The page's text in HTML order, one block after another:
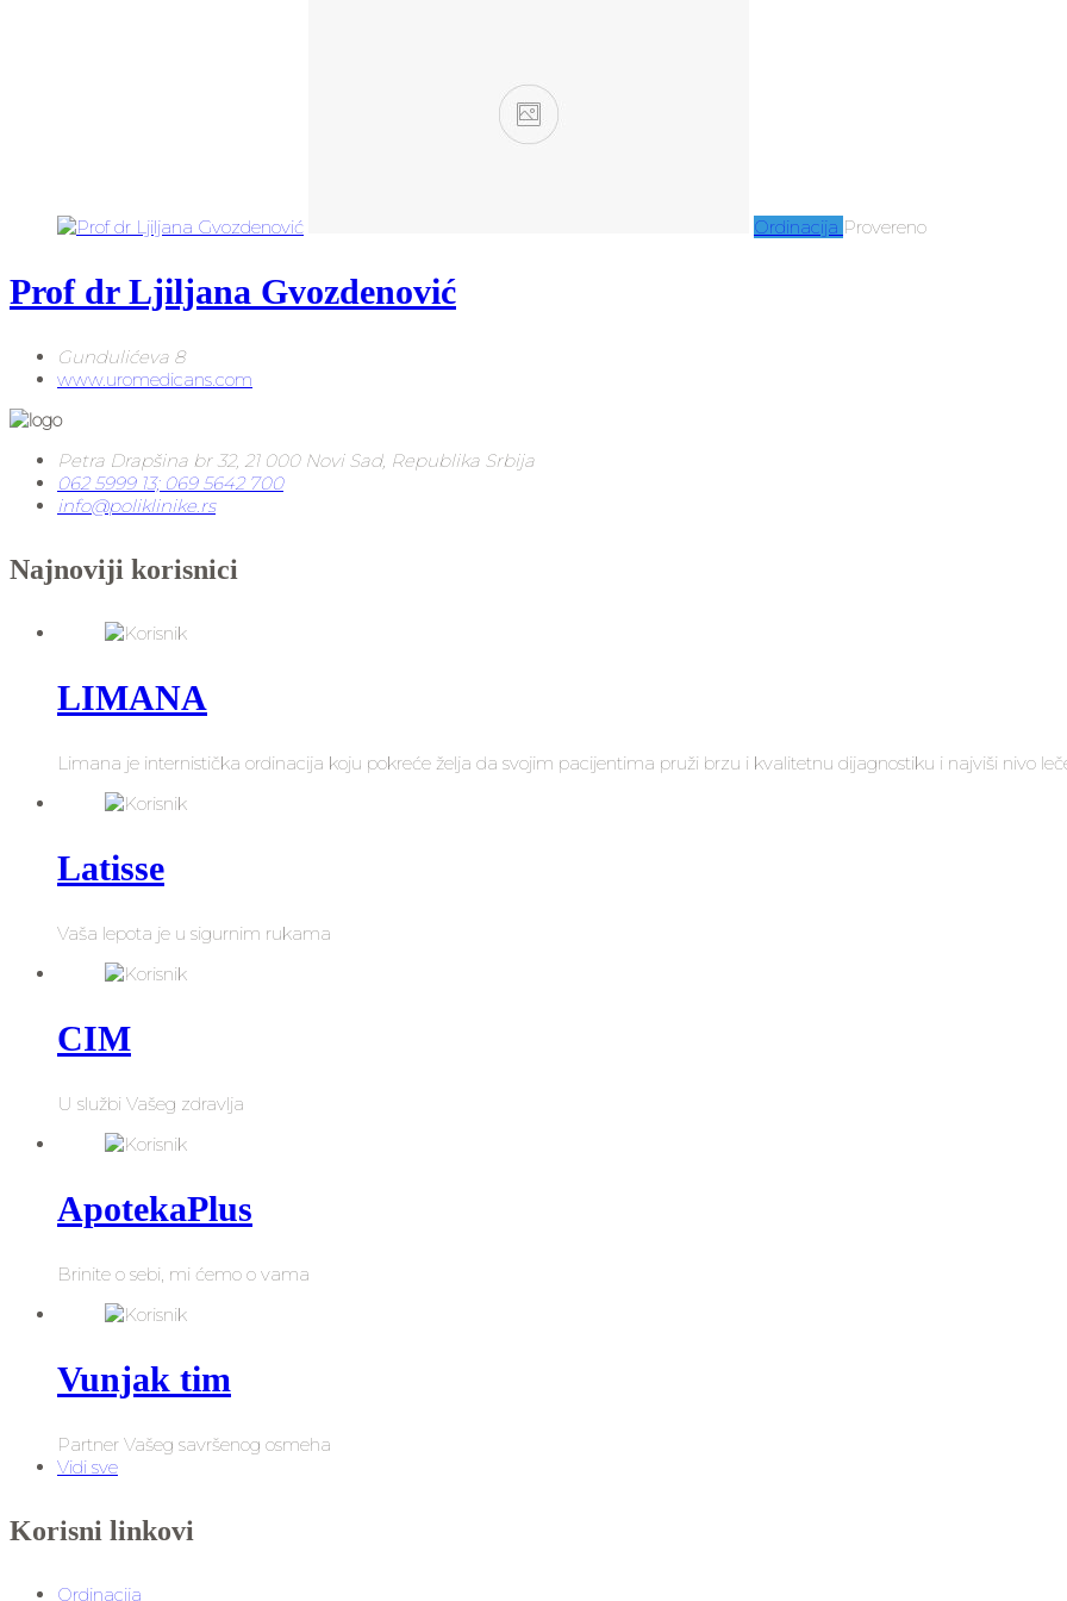
Ordinacija Provereno
Prof dr Ljiljana Gvozdenović
Gundulićeva 8
www.uromedicans.com
Petra Drapšina br 32, 21 000 Novi Sad, Republika Srbija
062 5999 13; 069 5642 700
info@poliklinike.rs
Najnoviji korisnici
LIMANA
Limana je internistička ordinacija koju pokreće želja da svojim pacijentima pruži brzu i kvalitetnu dijagnostiku i najviši nivo
Latisse
Vaša lepota je u sigurnim rukama
CIM
U službi Vašeg zdravlja
ApotekaPlus
Brinite o sebi, mi ćemo o vama
Vunjak tim
Partner Vašeg savršenog osmeha
Vidi sve
Korisni linkovi
Ordinacija